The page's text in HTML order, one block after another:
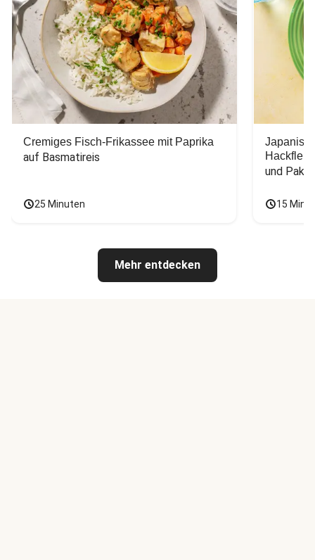
Cremiges Fisch-Frikassee mit Paprika
auf Basmatireis
25 Minuten
und Pak
15
Mehr entdecken